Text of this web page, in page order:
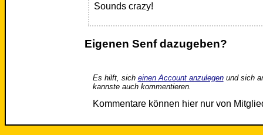
Sounds crazy!
Eigenen Senf dazugeben?
Es hilft, sich einen Account anzulegenund sich
kannste auch kommentieren.
Kommentare können hier nur von